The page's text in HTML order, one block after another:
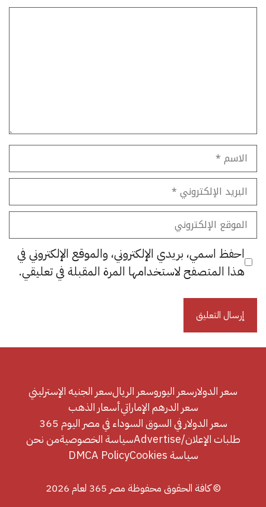
الاسم
البريد
الإلكتروني
الموقع
الإلكتروني
احفظ اسمي، بريدي الإلكتروني، والموقع الإلكتروني في
هذا المتصفح لاستخدامها المرة المقبلة في تعليقي.
سعر الدولارسعر اليوروسعر الريالسعر الجنيه الإسترليني
سعر الدرهم الإماراتيأسعار الذهب
سعر الدولار في السوق السوداء في مصر اليوم 365
طلبات الإعلان/Advertise
سياسة الخصوصيةمن نحن
سياسة Cookies
DMCA Policy
© كافة الحقوق محفوظة مصر 365 لعام 2026